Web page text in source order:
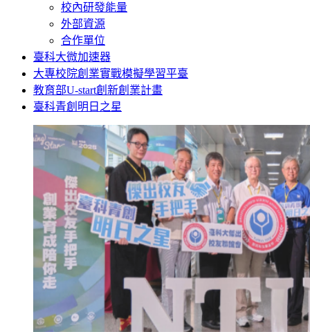
校內研發能量
外部資源
合作單位
臺科大微加速器
大專校院創業實戰模擬學習平臺
教育部U-start創新創業計畫
臺科青創明日之星